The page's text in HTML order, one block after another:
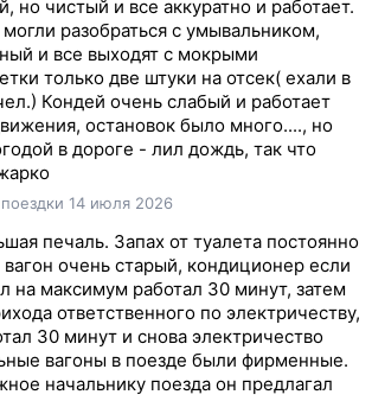
но чистый и все аккуратно и работает.
разобраться с умывальником,
и все выходят с мокрыми
только две штуки на отсек( ехали в
Кондей очень слабый и работает
остановок было много...., но
в дороге - лил дождь, так что
14 июля 2026
печаль. Запах от туалета постоянно
очень старый, кондиционер если
на максимум работал 30 минут, затем
ответственного по электричеству,
30 минут и снова электричество
вагоны в поезде были фирменные.
начальнику поезда он предлагал